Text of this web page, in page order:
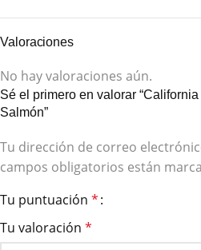
Valoraciones
No hay valoraciones aún.
Sé el primero en valorar
Salmón”
Tu dirección de correo
campos obligatorios están
Tu puntuación *
Tu valoración *